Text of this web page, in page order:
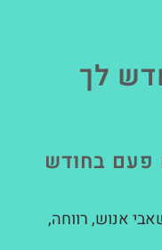
לך
פעם בחודש
אנוש, רווחה,